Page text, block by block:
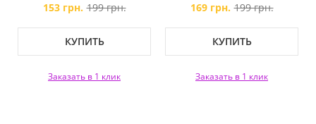
153 грн. 199 грн.
КУПИТЬ
Заказать в 1 клик
169 грн. 199 грн.
КУПИТЬ
Заказать в 1 клик